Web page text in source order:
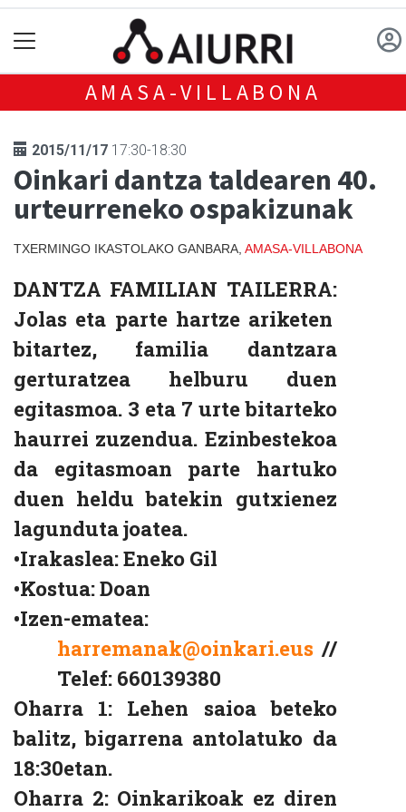
AMASA-VILLABONA
2015/11/17 17:30-18:30
Oinkari dantza taldearen 40.
urteurreneko ospakizunak
TXERMINGO IKASTOLAKO GANBARA, AMASA-VILLABONA
DANTZA FAMILIAN TAILERRA:
Jolas eta parte hartze ariketen
bitartez, familia dantzara
gerturatzea helburu duen
egitasmoa. 3 eta 7 urte bitarteko
haurrei zuzendua. Ezinbestekoa
da egitasmoan parte hartuko
duen heldu batekin gutxienez
lagunduta joatea.
•Irakaslea: Eneko Gil
•Kostua: Doan
•Izen-ematea:
harremanak@oinkari.eus //
Telef: 660139380
Oharra 1: Lehen saioa beteko
balitz, bigarrena antolatuko da
18:30etan.
Oharra 2:Oinkarikoak ez diren